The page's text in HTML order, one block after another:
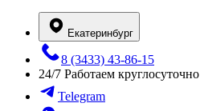
Екатеринбург
8 (3433) 43-86-15
24/7 Работаем круглосуточно
Telegram